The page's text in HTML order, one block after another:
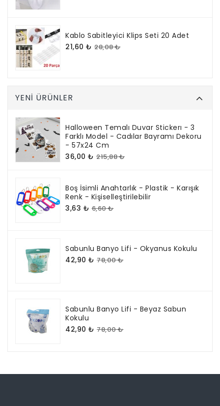
Kablo Sabitleyici Klips Seti 20 Adet
21,60 ₺ 28,08 ₺
YENI ÜRÜNLER
Halloween Temalı Duvar Stickerı - 3
Farklı Model - Cadılar Bayramı Dekoru
- 57x24 Cm
36,00 ₺ 215,88 ₺
Boş İsimli Anahtarlık - Plastik - Karışık
Renk - Kişiselleştirilebilir
3,63 ₺ 6,60 ₺
Sabunlu Banyo Lifi - Okyanus Kokulu
42,90 ₺ 78,00 ₺
Sabunlu Banyo Lifi - Beyaz Sabun
Kokulu
42,90 ₺ 78,00 ₺